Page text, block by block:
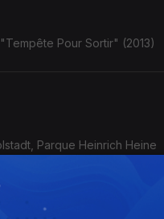
Pour Sortir" (2013)
Parque Heinrich Heine